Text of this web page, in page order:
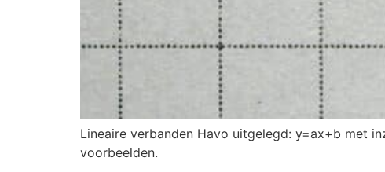
Lineaire verbanden Havo uitgelegd: y=ax+b met
voorbeelden.